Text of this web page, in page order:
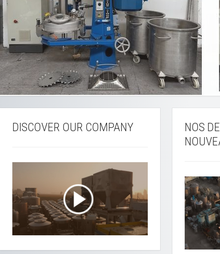
DISCOVER OUR COMPANY
NOS